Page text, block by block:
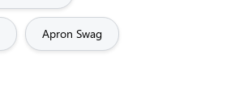
Apron Swag